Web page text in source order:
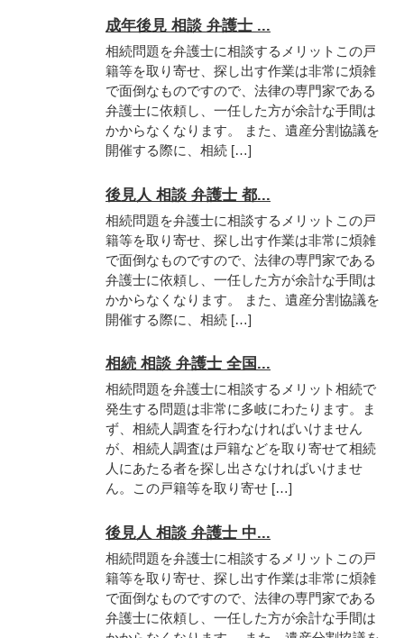
成年後見 相談 弁護士 ...
相続問題を弁護士に相談するメリットこの戸
籍等を取り寄せ、探し出す作業は非常に煩雑
で面倒なものですので、法律の専門家である
弁護士に依頼し、一任した方が余計な手間は
かからなくなります。 また、遺産分割協議を
開催する際に、相続 […]
後見人 相談 弁護士 都...
相続問題を弁護士に相談するメリットこの戸
籍等を取り寄せ、探し出す作業は非常に煩雑
で面倒なものですので、法律の専門家である
弁護士に依頼し、一任した方が余計な手間は
かからなくなります。 また、遺産分割協議を
開催する際に、相続 […]
相続 相談 弁護士 全国...
相続問題を弁護士に相談するメリット相続で
発生する問題は非常に多岐にわたります。ま
ず、相続人調査を行わなければいけません
が、相続人調査は戸籍などを取り寄せて相続
人にあたる者を探し出さなければいけませ
ん。この戸籍等を取り寄せ […]
後見人 相談 弁護士 中...
相続問題を弁護士に相談するメリットこの戸
籍等を取り寄せ、探し出す作業は非常に煩雑
で面倒なものですので、法律の専門家である
弁護士に依頼し、一任した方が余計な手間は